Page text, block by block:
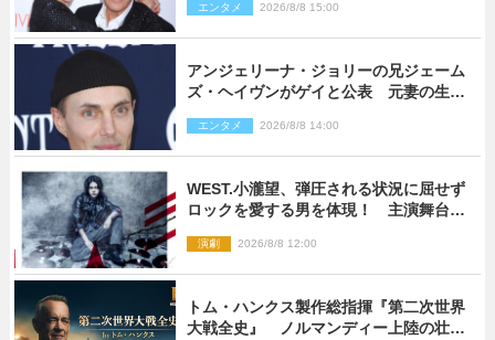
エンタメ 2026/8/8 15:00
アンジェリーナ・ジョリーの兄ジェーム
ズ・ヘイヴンがゲイと公表 元妻の生配
エンタメ 2026/8/8 14:00
WEST.小瀧望、弾圧される状況に屈せず
ロックを愛する男を体現！ 主演舞台
演劇 2026/8/8 12:00
トム・ハンクス製作総指揮『第二次世界
大戦全史』 ノルマンディー上陸の壮絶